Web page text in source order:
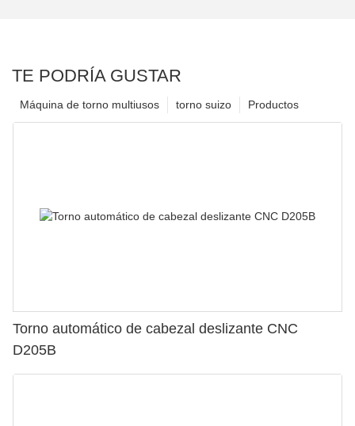
TE PODRÍA GUSTAR
Productos
torno suizo
Máquina de torno multiusos
Torno automático de cabezal deslizante CNC
D205B